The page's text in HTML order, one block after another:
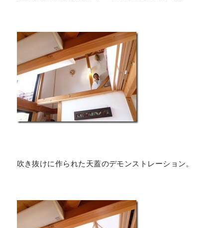
吹き抜けに作られた天蓋のデモンストレーション。